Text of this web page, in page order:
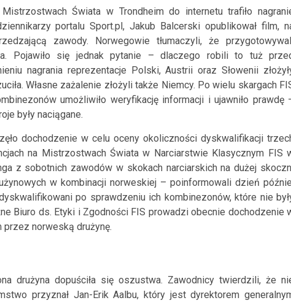
Świata w Trondheim do internetu trafiło
portalu Sport.pl, Jakub Balcerski opublikował film,
zawody. Norwegowie tłumaczyli, że
Pojawiło się jednak pytanie – dlaczego robili to tuż
nagrania reprezentacje Polski, Austrii oraz Słowenii
Własne zażalenie złożyli także Niemcy. Po wielu skargach
umożliwiło weryfikację informacji i ujawniło prawdę
były naciągane.
dochodzenie w celu oceny okoliczności dyskwalifikacji
na Mistrzostwach Świata w Narciarstwie Klasycznym FIS
z sobotnich zawodów w skokach narciarskich na dużej
w kombinacji norweskiej – poinformowali dzień
po sprawdzeniu ich kombinezonów, które nie
Biuro ds. Etyki i Zgodności FIS prowadzi obecnie dochodzenie
norweską drużynę.
drużyna dopuściła się oszustwa. Zawodnicy twierdzili, że
przyznał Jan-Erik Aalbu, który jest dyrektorem